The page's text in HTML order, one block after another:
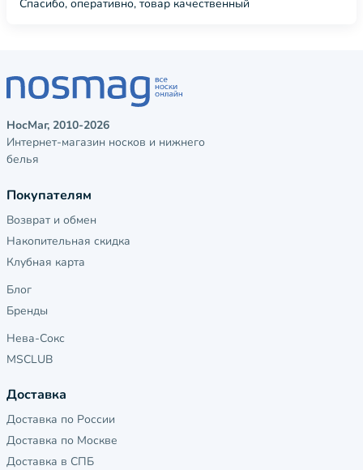
Спасибо, оперативно, товар качественный
НосМаг, 2010-2026
Интернет-магазин носков и нижнего
белья
Покупателям
Возврат и обмен
Накопительная скидка
Клубная карта
Блог
Бренды
Нева-Сокс
MSCLUB
Доставка
Доставка по России
Доставка по Москве
Доставка в СПБ